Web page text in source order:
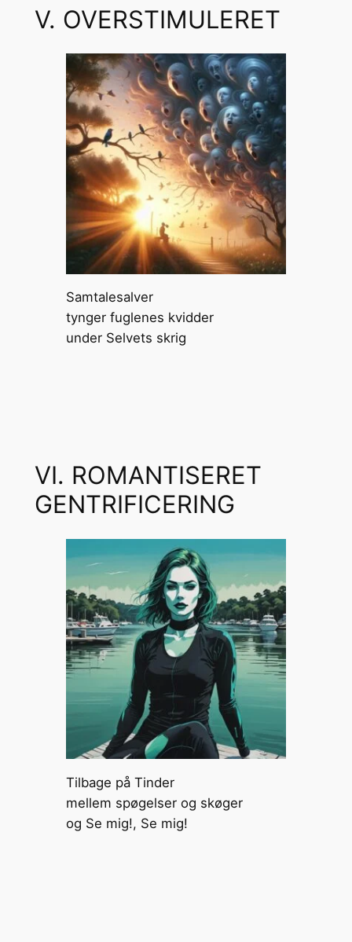
V. OVERSTIMULERET
Samtalesalver
tynger fuglenes kvidder
under Selvets skrig
VI. ROMANTISERET
GENTRIFICERING
Tilbage på Tinder
mellem spøgelser og skøger
og Se mig!, Se mig!